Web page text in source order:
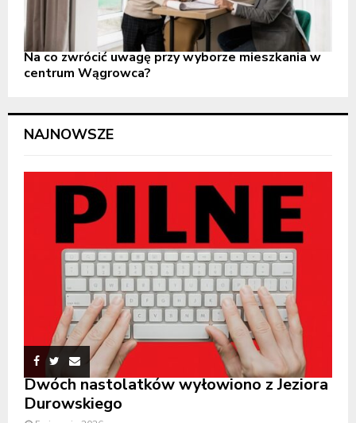
Na co zwrócić uwagę przy wyborze mieszkania w
centrum Wągrowca?
NAJNOWSZE
Dwóch nastolatków wyłowiono z Jeziora
Durowskiego